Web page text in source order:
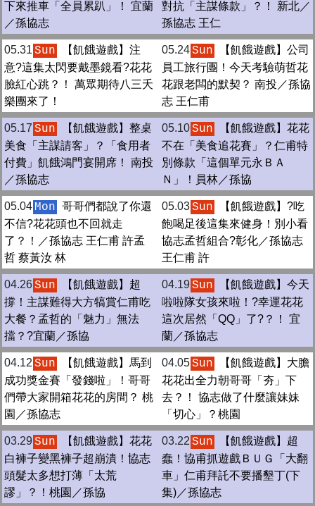
下來推車「全員累趴」！ 宜蘭
／孫協志
對抗「主謀條款」？！ 新北／
孫協志 王仁
05.31 Sun
【飢餓遊戲】注
意?這集太閃要戴墨鏡看?花花
臉紅心跳？！ 萬眾期待八三夭
樂團來了！
05.24Sun
【飢餓遊戲】公司
員工旅行團！今天考驗萌哲花
花跟老闆的默契？ 南投／孫協
志 王仁甫
05.17 Sun
【飢餓遊戲】整桌
美食「主謀請客」？「食用者
付費」飢餓鴻門宴開席！ 南投
／孫協志
05.10Sun
【飢餓遊戲】花花
不在「美食追花賽」？仁甫特
別條款「這個單元永ＢＡ
Ｎ」！員林／孫協
05.04 Mon 哥哥們都說了你還
不信?花花頭也不回就走
了？！／孫協志 王仁甫 許孟
哲 蔡黃汝 林
05.03Sun
【飢餓遊戲】?吃
飽喝足後這集來健身！別小看
協志孟哲組合?彰化／孫協志
王仁甫 許
04.26Sun
【飢餓遊戲】超
撐！主謀難得大方犒賞仁甫吃
大餐？孟哲的「魅力」無法
擋？?宜蘭／孫協
04.19Sun
【飢餓遊戲】今天
啦啦隊女孩來啦！?幸運花花
這次居然「QQ」了?？！ 宜
蘭／孫協志
04.12 Sun
【飢餓遊戲】馬到
成功獎金賽「發錢啦」！哥哥
們帶大家開箱花花的房間？ 桃
園／孫協志
04.05Sun
【飢餓遊戲】大膽
花花出全力朝哥哥「夯」下
去？！ 協志做了什麼讓妹妹
「切心」？桃園
03.29Sun
【飢餓遊戲】花花
白褲子變黑褲子超崩潰！協志
頭髮太多想打薄「太荒
謬」？！桃園／孫協
03.22 Sun
【飢餓遊戲】超
蠢！協甫抓遊戲ＢＵＧ「大翻
車」仁甫拜託不要播墾丁(下
集)／孫協志